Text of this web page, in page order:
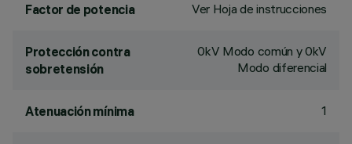
Factor de potencia Ver Hoja de instrucciones
Protección contra
sobretensión
0kV Modo común y 0kV
Modo diferencial
Atenuación mínima 1